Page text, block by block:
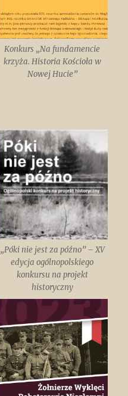
Konkurs „Na fundamencie
krzyża. Historia Kościoła w
Nowej Hucie”
„Póki nie jest za późno” – XV
edycja ogólnopolskiego
konkursu na projekt
historyczny